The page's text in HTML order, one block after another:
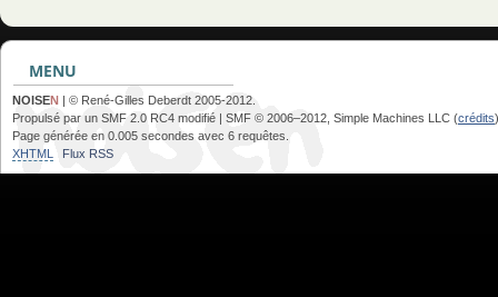
MENU
NOISEN | © René-Gilles Deberdt 2005-2012.
Propulsé par un SMF 2.0 RC4 modifié | SMF © 2006–2012, Simple Machines LLC (crédits)
Page générée en 0.005 secondes avec 6 requêtes.
XHTML
Flux RSS